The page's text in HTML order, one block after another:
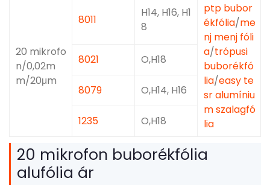
20 mikrofo
n/0,02m
m/20μm
8011
H14, H16, H1
8
ptp bubor
ékfólia/me
nj menj fóli
a/trópusi
buborékfó
lia/easy te
sr alumíniu
m szalagfó
lia
8021 O,H18
8079 O,H14, H16
1235 O,H18
20 mikrofon buborékfólia
alufólia ár